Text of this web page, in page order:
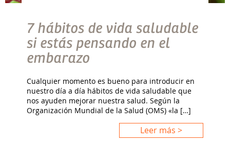
7 hábitos de vida saludable
si estás pensando en el
embarazo
Cualquier momento es bueno para introducir en
nuestro día a día hábitos de vida saludable que
nos ayuden mejorar nuestra salud. Según la
Organización Mundial de la Salud (OMS) «la […]
Leer más >